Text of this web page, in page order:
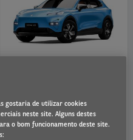
BEV RWD PRO - AUT: 520 KM
+IVA/mês
72 meses -10000 km/ano
gostaria de utilizar cookies
neste site. Alguns destes
o bom funcionamento deste site.